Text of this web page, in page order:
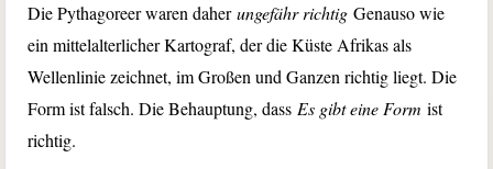
Die Pythagoreer waren daherungefähr richtig Genauso wie
ein mittelalterlicher Kartograf, der die Küste Afrikas als
Wellenlinie zeichnet, im Großen und Ganzen richtig liegt. Die
Form ist falsch. Die Behauptung, dassEs gibt eine Form ist
richtig.